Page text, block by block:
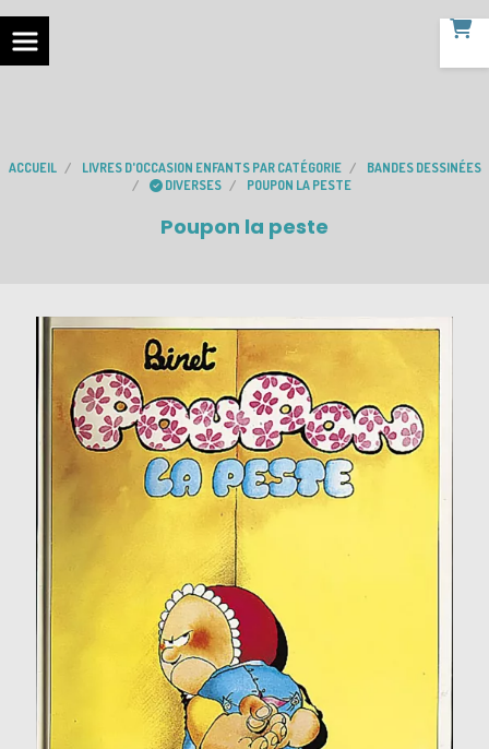
ACCUEIL LIVRES D'OCCASION ENFANTS PAR CATÉGORIE
BANDES DESSINÉES
DIVERSES
POUPON LA PESTE
Poupon la peste